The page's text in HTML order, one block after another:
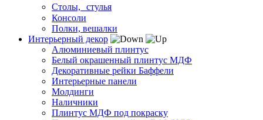
Столы, стулья
Консоли
Полки, вешалки
Интерьерный декор
Алюминиевый плинтус
Белый окрашенный плинтус МДФ
Декоративные рейки Баффели
Интерьерные панели
Молдинги
Наличники
Плинтус МДФ под покраску